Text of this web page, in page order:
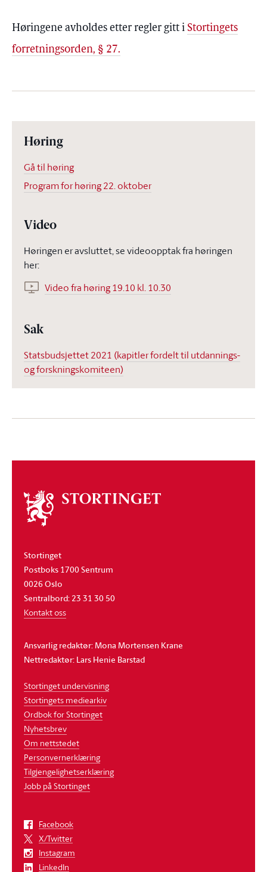
Høringene avholdes etter regler gitt i Stortingets
forretningsorden, § 27.
Høring
Gå til høring
Program for høring 22. oktober
Video
Høringen er avsluttet, se videoopptak fra høringen
her:
Video fra høring 19.10 kl. 10.30
Sak
Statsbudsjettet 2021 (kapitler fordelt til utdannings-
og forskningskomiteen)
Om
stortinget
Stortinget
Postboks 1700 Sentrum
0026 Oslo
Sentralbord: 23 31 30 50
Kontakt oss
Ansvarlig redaktør: Mona Mortensen Krane
Nettredaktør: Lars Henie Barstad
Stortinget undervisning
Stortingets mediearkiv
Ordbok for Stortinget
Nyhetsbrev
Om nettstedet
Personvernerklæring
Tilgjengelighetserklæring
Jobb på Stortinget
Facebook
X/Twitter
Instagram
LinkedIn